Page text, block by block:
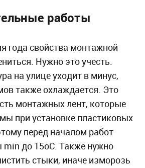
работы
года свойства монтажной
Нужно это учесть.
на улице уходит в минус,
также охлаждается. Это
монтажных лент, которые
при установке пластиковых
перед началом работ
min до 15оС. Также нужно
стыки, иначе изморозь